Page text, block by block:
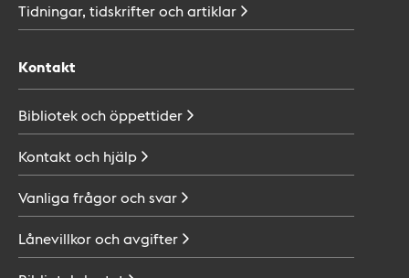
Tidningar, tidskrifter ochartiklar
Kontakt
Bibliotek ochöppettider
Kontakt och hjälp
Vanliga frågor ochsvar
Lånevillkor ochavgifter